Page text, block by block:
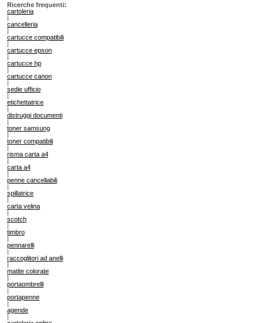
Ricerche frequenti:
cartoleria
|
cancelleria
|
cartucce compatibili
|
cartucce epson
|
cartucce hp
|
cartucce canon
|
sedie ufficio
|
etichettatrice
|
distruggi documenti
|
toner samsung
|
toner compatibili
|
risma carta a4
|
carta a4
|
penne cancellabili
|
spillatrice
|
carta velina
|
scotch
|
timbro
|
pennarelli
|
raccoglitori ad anelli
|
matite colorate
|
portaombrelli
|
portapenne
|
agende
|